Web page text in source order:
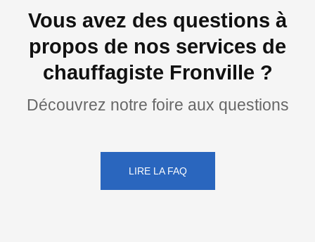
Vous avez des questions à
propos de nos services de
chauffagiste Fronville ?
Découvrez notre foire aux questions
LIRE LA FAQ